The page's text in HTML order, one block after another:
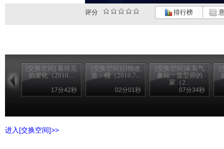
评分 排行榜
[交换空间] 看得见
的变化（2010....
17分42秒
[交换空间]旧物改
造：桶（2010.7...
02分01秒
[交换空间]家装气
象站：造型师的
家（2...
07分34秒
[
进入[交换空间]>>